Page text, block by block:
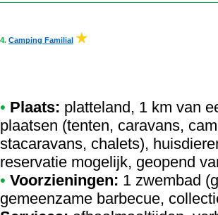
4. Camping Familial
• Plaats: platteland, 1 km van
plaatsen (tenten, caravans,
stacaravans, chalets),
reservatie mogelijk, geopend
• Voorzieningen: 1 zwembad
gemeenzame barbecue,